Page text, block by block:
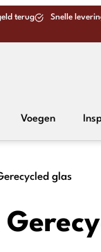
terug Snelle
Voegen
glas